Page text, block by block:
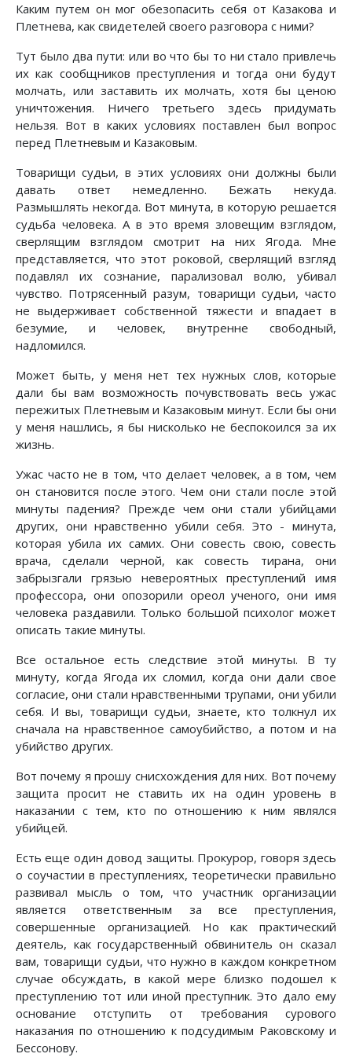
Каким путем он мог обезопасить себя от Казакова и
Плетнева, как свидетелей своего разговора с ними?
Тут было два пути: или во что бы то ни стало привлечь
их как сообщников преступления и тогда они будут
молчать, или заставить их молчать, хотя бы ценою
уничтожения. Ничего третьего здесь придумать
нельзя. Вот в каких условиях поставлен был вопрос
перед Плетневым и Казаковым.
Товарищи судьи, в этих условиях они должны были
давать ответ немедленно. Бежать некуда.
Размышлять некогда. Вот минута, в которую решается
судьба человека. А в это время зловещим взглядом,
сверлящим взглядом смотрит на них Ягода. Мне
представляется, что этот роковой, сверлящий взгляд
подавлял их сознание, парализовал волю, убивал
чувство. Потрясенный разум, товарищи судьи, часто
не выдерживает собственной тяжести и впадает в
безумие, и человек, внутренне свободный,
надломился.
Может быть, у меня нет тех нужных слов, которые
дали бы вам возможность почувствовать весь ужас
пережитых Плетневым и Казаковым минут. Если бы они
у меня нашлись, я бы нисколько не беспокоился за их
жизнь.
Ужас часто не в том, что делает человек, а в том, чем
он становится после этого. Чем они стали после этой
минуты падения? Прежде чем они стали убийцами
других, они нравственно убили себя. Это - минута,
которая убила их самих. Они совесть свою, совесть
врача, сделали черной, как совесть тирана, они
забрызгали грязью невероятных преступлений имя
профессора, они опозорили ореол ученого, они имя
человека раздавили. Только большой психолог может
описать такие минуты.
Все остальное есть следствие этой минуты. В ту
минуту, когда Ягода их сломил, когда они дали свое
согласие, они стали нравственными трупами, они убили
себя. И вы, товарищи судьи, знаете, кто толкнул их
сначала на нравственное самоубийство, а потом и на
убийство других.
Вот почему я прошу снисхождения для них. Вот почему
защита просит не ставить их на один уровень в
наказании с тем, кто по отношению к ним являлся
убийцей.
Есть еще один довод защиты. Прокурор, говоря здесь
о соучастии в преступлениях, теоретически правильно
развивал мысль о том, что участник организации
является ответственным за все преступления,
совершенные организацией. Но как практический
деятель, как государственный обвинитель он сказал
вам, товарищи судьи, что нужно в каждом конкретном
случае обсуждать, в какой мере близко подошел к
преступлению тот или иной преступник. Это дало ему
основание отступить от требования сурового
наказания по отношению к подсудимым Раковскому и
Бессонову.